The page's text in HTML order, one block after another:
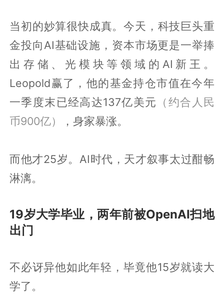
当初的妙算很快成真。今天，科技巨头重
金投向AI基础设施，资本市场更是一举捧
出存储、光模块等领域的AI新王。
Leopold赢了，他的基金持仓市值在今年
一季度末已经高达137亿美元 （约合人民
币900亿）
，身家暴涨。
而他才25岁。AI时代，天才叙事太过酣畅
淋漓。
19岁大学毕业，两年前被OpenAI扫地
出门
不必讶异他如此年轻，毕竟他15岁就读大
学了。